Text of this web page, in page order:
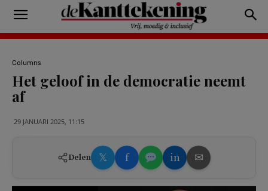
Columns
Het geloof in de democratie neemt
af
29 JANUARI 2025, 11:15
Delen 𝕏 f in ✉